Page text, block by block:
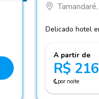
Delicado hotel
A partir de
R$ 216
por noite